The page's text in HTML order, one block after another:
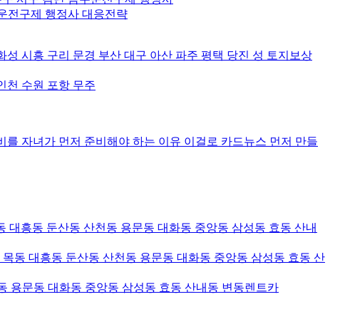
전구제 행정사 대응전략
시흥 구리 문경 부산 대구 아산 파주 평택 당진 성 토지보상
천 수원 포항 무주
자녀가 먼저 준비해야 하는 이유 이걸로 카드뉴스 먼저 만들
흥동 둔산동 산천동 용문동 대화동 중앙동 삼성동 효동 산내
동 대흥동 둔산동 산천동 용문동 대화동 중앙동 삼성동 효동 산
용문동 대화동 중앙동 삼성동 효동 산내동 변동렌트카